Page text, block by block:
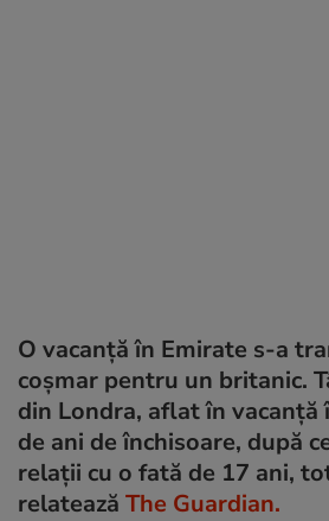
O vacanță în Emirate s-a
coșmar pentru un britanic.
din Londra, aflat în vacanță
de ani de închisoare, după
relații cu o fată de 17 ani,
relatează The Guardian.